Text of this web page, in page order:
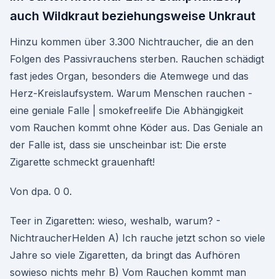
auch Wildkraut beziehungsweise Unkraut
Hinzu kommen über 3.300 Nichtraucher, die an den
Folgen des Passivrauchens sterben. Rauchen schädigt
fast jedes Organ, besonders die Atemwege und das
Herz-Kreislaufsystem. Warum Menschen rauchen -
eine geniale Falle | smokefreelife Die Abhängigkeit
vom Rauchen kommt ohne Köder aus. Das Geniale an
der Falle ist, dass sie unscheinbar ist: Die erste
Zigarette schmeckt grauenhaft!
Von dpa. 0 0.
Teer in Zigaretten: wieso, weshalb, warum? -
NichtraucherHelden A) Ich rauche jetzt schon so viele
Jahre so viele Zigaretten, da bringt das Aufhören
sowieso nichts mehr B) Vom Rauchen kommt man